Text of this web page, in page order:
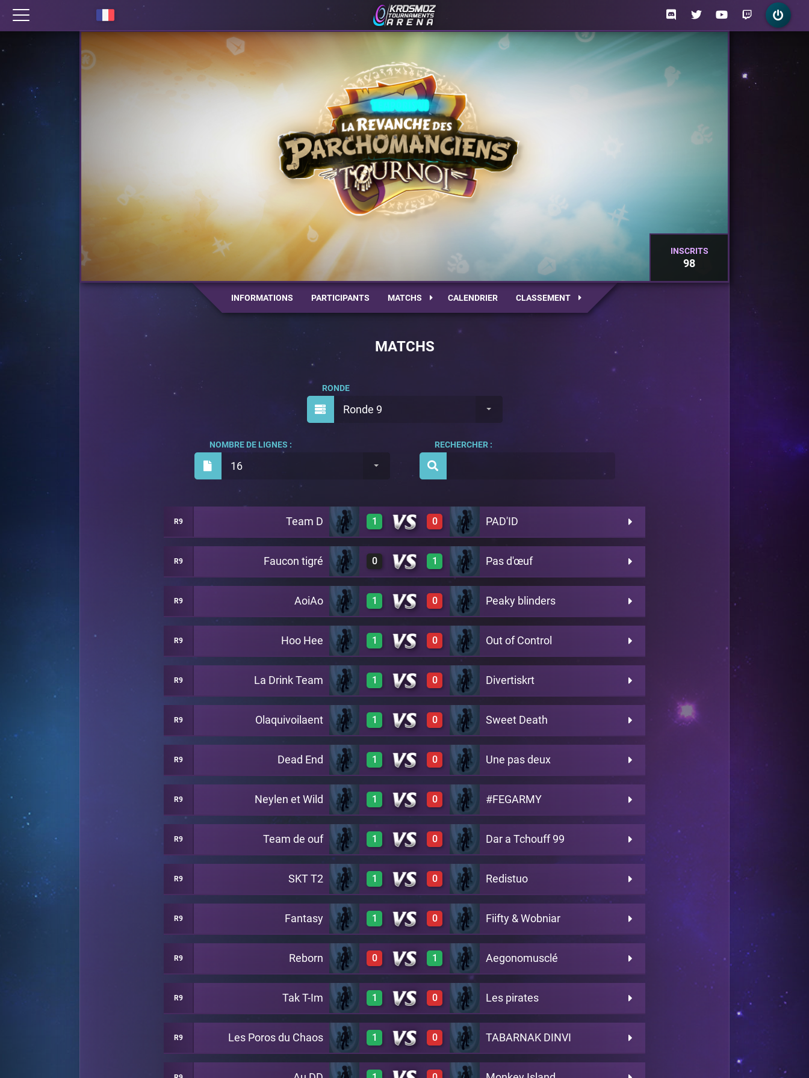
INSCRITS
98
INFORMATIONS PARTICIPANTS MATCHS CALENDRIER CLASSEMENT
MATCHS
Ronde 9
RONDE
16
NOMBRE DE LIGNES : RECHERCHER :
R9 Team D 1 PAD'ID
0
1 A22 0
R9 Faucon tigré 0 Pas d'œuf
1
0 A22 1
R9 AoiAo 1 Peaky blinders
0
1 A22 0
R9 Hoo Hee 1 Out of Control
0
1 A22 0
R9 La Drink Team 1 Divertiskrt
0
1 A22 0
R9 Olaquivoilaent 1 Sweet Death
0
1 A22 0
R9 Dead End 1 Une pas deux
0
1 A22 0
R9 Neylen et Wild 1 #FEGARMY
0
1 A22 0
R9 Team de ouf 1 Dar a Tchouff 99
0
1 A22 0
R9 SKT T2 1 Redistuo
0
1 A22 0
R9 Fantasy 1 Fiifty & Wobniar
0
1 A22 0
R9 Reborn 0 Aegonomusclé
1
0 A22 1
R9 Tak T-Im 1 Les pirates
0
1 A22 0
R9 Les Poros du Chaos 1 TABARNAK DINVI
0